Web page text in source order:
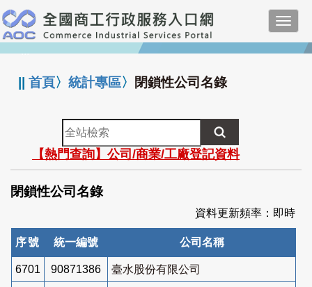
跳
到
主
要
:::
||首頁〉統計專區〉 閉鎖性公司名錄
全
站
檢
索
【熱門查詢】公司/商業/工廠登記資料
閉鎖性公司名錄
資料更新頻率：即時
序號 統一編號 公司名稱
6701 90871386 臺水股份有限公司